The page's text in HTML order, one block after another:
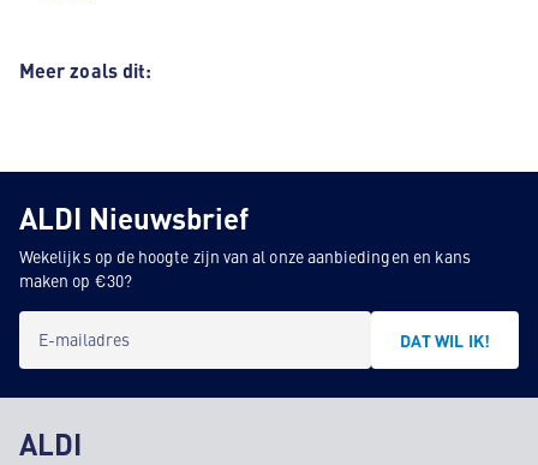
Meer zoals dit:
ALDI Nieuwsbrief
Wekelijks op de hoogte zijn van al onze aanbiedingen en kans
maken op €30?
E-mailadres DAT WIL IK!
ALDI